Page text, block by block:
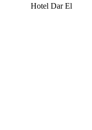
Hotel Dar El